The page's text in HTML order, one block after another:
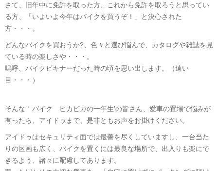
さて、旧年中に免許を取った方、これから免許を取ろうと思ってい
る方、「いよいよ今年はバイクを買うぞ！」と決心された
方・・・。
どんなバイクを買おうか?、色々と選び悩んで、カタログや雑誌を見
ている時の楽しさや・・・。
嗚呼、バイクビキナーだった時の頃を思い出します。（遠い
目・・・）
そんな＇バイク ピカピカの一年生’の皆さん、愛車の置場で悩みが
有ったら、アイドゥまで、是非ともお声をお掛けください。
アイドゥはセキュリティ面では最善を尽くしていますし、一台当た
りの区画も広く、バイクを置くには最良な場所で、出入りも楽にで
きるよう、諸々に配慮してあります。